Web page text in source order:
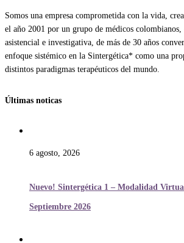
Somos una empresa comprometida con la vida,
el año 2001 por un grupo de médicos colombianos,
asistencial e investigativa, de más de 30 años
enfoque sistémico en la Sintergética* como una
distintos paradigmas terapéuticos del mundo.
Últimas noticas
6 agosto, 2026
Nuevo! Sintergética 1 – Modalidad
Septiembre 2026